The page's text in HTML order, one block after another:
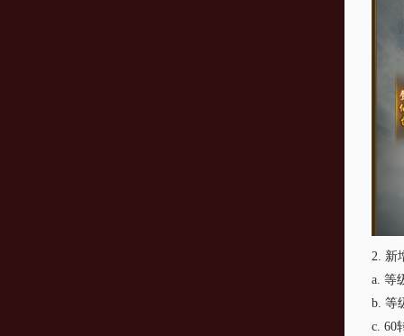
2. 新
a. 等
b. 等
c. 60